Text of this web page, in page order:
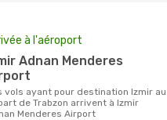
à l'aéroport
de Trabzon arrivent à Izmir
Menderes Airport